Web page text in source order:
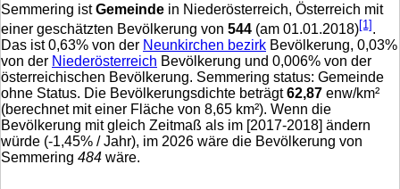
Semmering istGemeinde in Niederösterreich, Österreich mit
einer geschätzten Bevölkerung von 544 (am 01.01.2018)[1] .
Das ist0,63% von der Neunkirchen bezirk Bevölkerung, 0,03%
von der Niederösterreich Bevölkerung und 0,006% von der
österreichischen Bevölkerung. Semmering status: Gemeinde
ohne Status. Die Bevölkerungsdichte beträgt62,87 enw/km²
(berechnet mit einer Fläche von 8,65 km²). Wenn die
Bevölkerung mit gleich Zeitmaß als im [2017-2018] ändern
würde (-1,45% / Jahr), im 2026 wäre die Bevölkerung von
Semmering 484 wäre.